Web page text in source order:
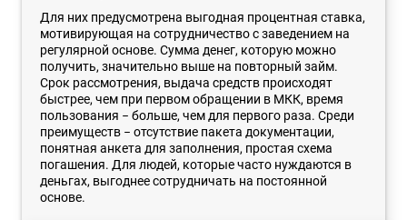
Для них предусмотрена выгодная процентная ставка,
мотивирующая на сотрудничество с заведением на
регулярной основе. Сумма денег, которую можно
получить, значительно выше на повторный займ.
Срок рассмотрения, выдача средств происходят
быстрее, чем при первом обращении в МКК, время
пользования − больше, чем для первого раза. Среди
преимуществ − отсутствие пакета документации,
понятная анкета для заполнения, простая схема
погашения. Для людей, которые часто нуждаются в
деньгах, выгоднее сотрудничать на постоянной
основе.